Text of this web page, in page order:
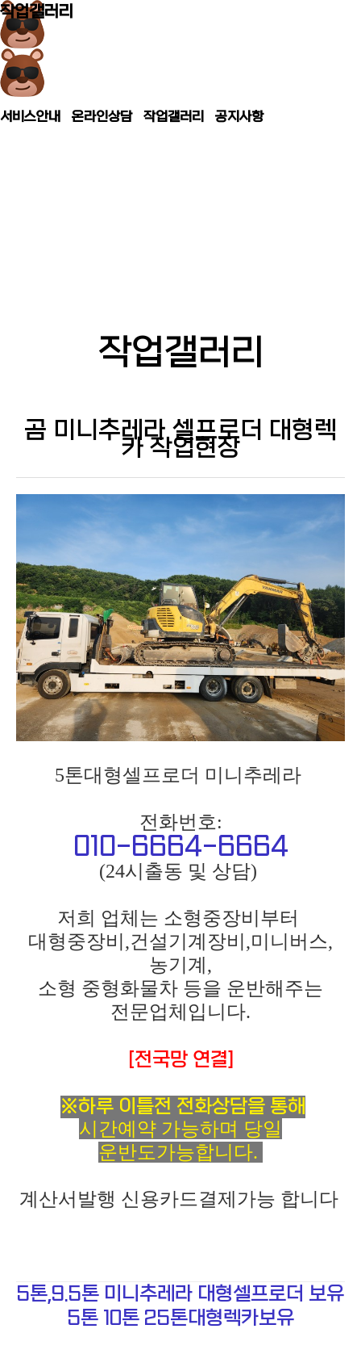
서비스안내 온라인상담 작업갤러리 공지사항
작업갤러리
작업갤러리
작업갤러리
곰 미니추레라 셀프로더 대형렉
카 작업현장
5톤대형셀프로더 미니추레라
전화번호:
010-6664-6664
(24시출동 및 상담)
저희 업체는 소형중장비부터
대형중장비,건설기계장비,미니버스,
농기계,
소형 중형화물차 등을 운반해주는
전문업체입니다.
[전국망 연결]
※하루 이틀전 전화상담을 통해
시간예약 가능하며 당일
운반도가능합니다.
계산서발행 신용카드결제가능 합니다
5톤,9.5톤 미니추레라 대형셀프로더 보유
5톤 10톤 25톤대형렉카보유